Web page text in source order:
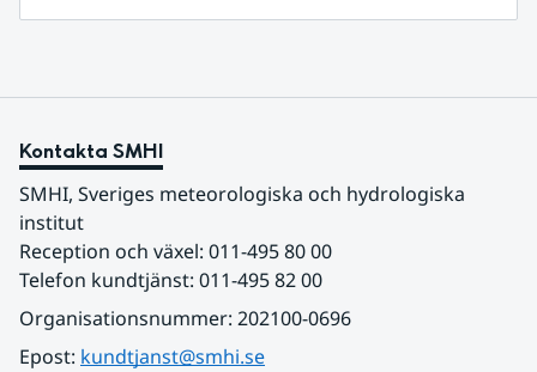
Kontakta SMHI
SMHI, Sveriges meteorologiska och hydrologiska
institut
Reception och växel: 011-495 80 00
Telefon kundtjänst: 011-495 82 00
Organisationsnummer: 202100-0696
Epost: kundtjanst@smhi.se